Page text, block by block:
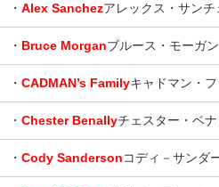
・ Alex Sanchezアレックス・サンチ
・ Bruce Morganブルース・モーガン
・ CADMAN’s Familyキャドマン・
・ Chester Benallyチェスター・ベ
・ Cody Sandersonコディ－サンダ